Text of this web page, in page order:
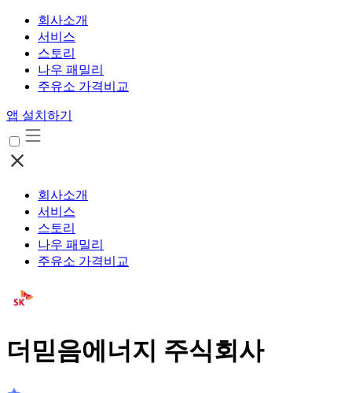
회사소개
서비스
스토리
나우 패밀리
주유소 가격비교
앱 설치하기
회사소개
서비스
스토리
나우 패밀리
주유소 가격비교
더믿음에너지 주식회사